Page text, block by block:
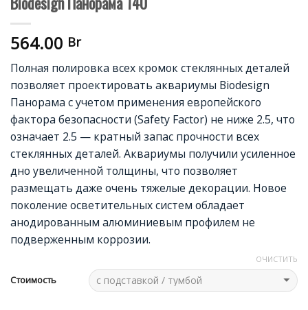
564.00 Br
Полная полировка всех кромок стеклянных деталей
позволяет проектировать аквариумы Biodesign
Панорама с учетом применения европейского
фактора безопасности (Safety Factor) не ниже 2.5, что
означает 2.5 — кратный запас прочности всех
стеклянных деталей. Аквариумы получили усиленное
дно увеличенной толщины, что позволяет
размещать даже очень тяжелые декорации. Новое
поколение осветительных систем обладает
анодированным алюминиевым профилем не
подверженным коррозии.
Стоимость
ОЧИСТИТЬ